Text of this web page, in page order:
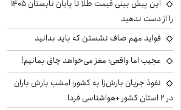
این پیش بینی قیمت طلا تا پایان تابستان ۱۴۰۵
را از دست ندهید
فواید مهم صاف نشستن که باید بدانید
عجیب اما واقعی؛ مغز می‌خواهد چاق بمانیم!
نفوذ جریان بارش‌زا به کشور؛ امشب بارش باران
در ۲ استان کشور +هواشناسی فردا